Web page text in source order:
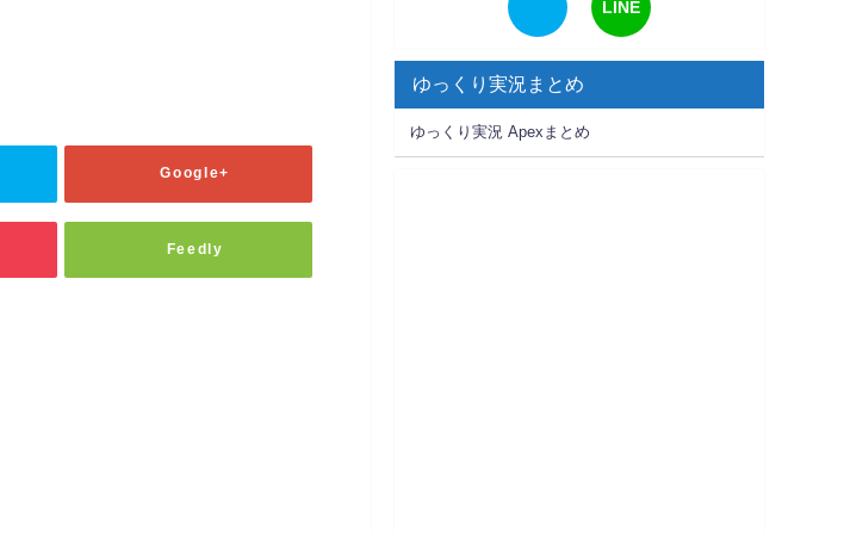
Google+
Feedly
LINE
ゆっくり実況まとめ
ゆっくり実況 Apexまとめ